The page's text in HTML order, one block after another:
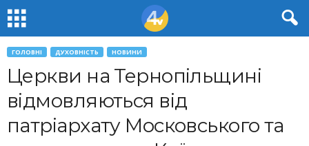
ГОЛОВНІ ДУХОВНІСТЬ НОВИНИ
Церкви на Тернопільщині
відмовляються від
патріархату Московського та